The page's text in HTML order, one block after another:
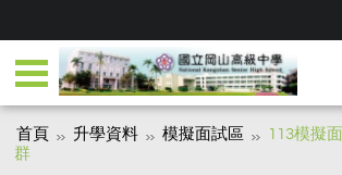
首頁 升學資料 模擬面試區
113模擬
群